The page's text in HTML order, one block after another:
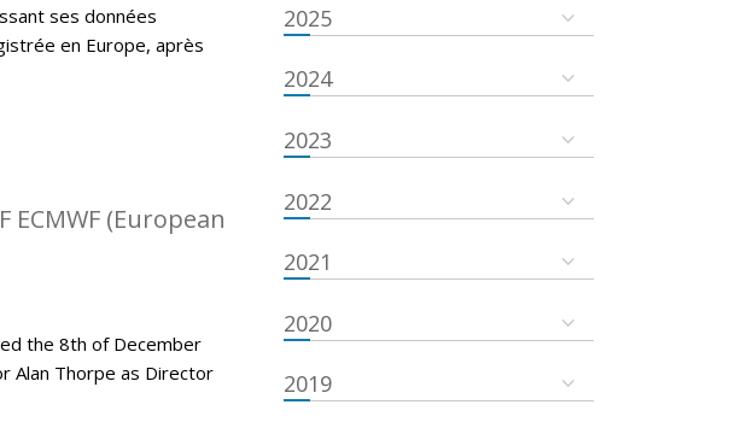
ses données
en Europe, après
ECMWF (European
the 8th of December
Alan Thorpe as Director
2025
2024
2023
2022
2021
2020
2019